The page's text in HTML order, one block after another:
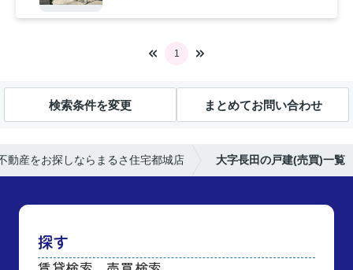
1
検索条件を変更 まとめてお問い合わせ
動産をお探しならまるさ住宅都城店 大字長田の戸建(売買)一覧
探す